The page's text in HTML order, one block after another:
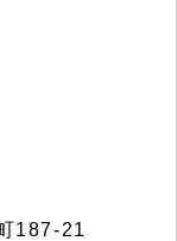
187-21